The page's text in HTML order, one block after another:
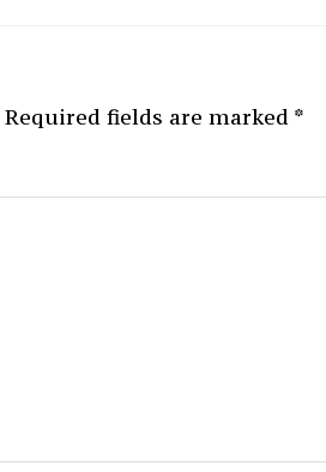
Required fields are marked *